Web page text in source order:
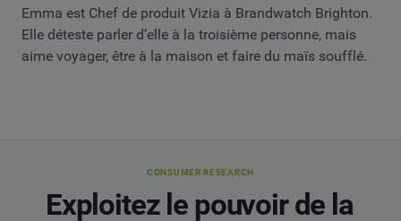
Emma est Chef de produit Vizia à Brandwatch Brighton.
Elle déteste parler d’elle à la troisième personne, mais
aime voyager, être à la maison et faire du maïs soufflé.
CONSUMER RESEARCH
Exploitez le pouvoir de la